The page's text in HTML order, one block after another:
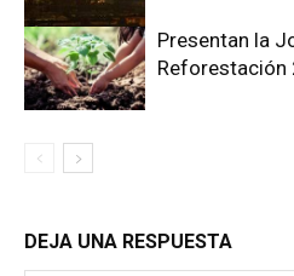
Presentan la
Reforestación
DEJA UNA RESPUESTA